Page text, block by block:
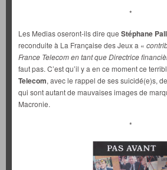
*
Les Medias oseront-ils dire que Stéphane
reconduite à La Française des Jeux a «
France Telecom en tant que Directrice
faut pas. C’est qu’il y a en ce moment ce
Telecom, avec le rappel de ses suicidé(e)s,
qui sont autant de mauvaises images de
Macronie.
*